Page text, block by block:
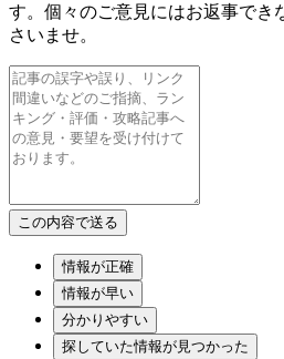
す。個々のご意見にはお返事でき
さいませ。
情報が正確
情報が早い
分かりやすい
探していた情報が見つかった